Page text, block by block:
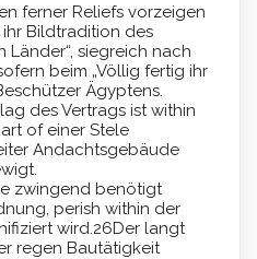
ferner Reliefs vorzeigen
Bildtradition des
Länder“, siegreich nach
beim „Völlig fertig ihr
Ägyptens.
des Vertrags ist within
of einer Stele
Andachtsgebäude
zwingend benötigt
perish within der
wird.26Der langt
regen Bautätigkeit